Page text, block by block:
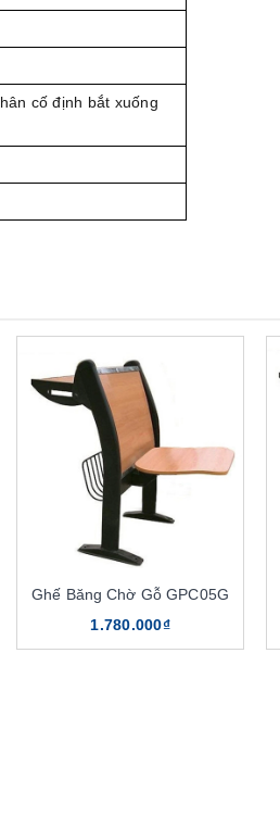
cố định bắt xuống
Ghế Băng Chờ Gỗ GPC05G
1.780.000₫